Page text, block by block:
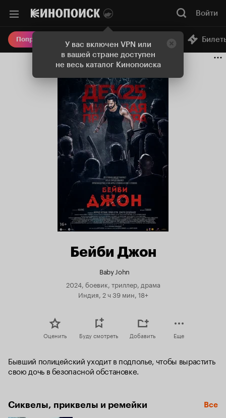
У вас включен VPN или
в вашей стране доступен
не весь каталог Кинопоиска
Войти
Попробовать Плюс Онлайн-кинотеатр
Бейби Джон
Baby John
2024, боевик, триллер, драма
Индия, 2 ч 39 мин, 18+
Оценить Буду смотреть Добавить Еще
Бывший полицейский уходит в подполье, чтобы вырастить
свою дочь в безопасной обстановке.
Сиквелы, приквелы и ремейки Все